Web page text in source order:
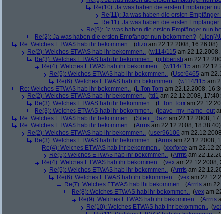
Re(10): Ja was haben die ersten Empfänger
Re(11): Ja was haben die ersten
Re(11): Ja was haben die ersten
Re(9): Ja was haben die ersten Empfänger nun
Re(2): Ja was haben die ersten Empfänger nun bekommen? (
Re: Welches ETWAS hab ihr bekommen.. (dizo am 22.12.2008, 16:26:08)
Re(2): Welches ETWAS hab ihr bekommen.. (w114/115 am
Re(3): Welches ETWAS hab ihr bekommen.. (gibberish am
Re(4): Welches ETWAS hab ihr bekommen.. (w114/115 am
Re(5): Welches ETWAS hab ihr bekommen.. (User6465 am
Re(6): Welches ETWAS hab ihr bekommen.. (w114/115 am
Re: Welches ETWAS hab ihr bekommen.. (L.Ton Tom am 22.12.2008,
Re(2): Welches ETWAS hab ihr bekommen.. (td1 am 22.12.2008,
Re(3): Welches ETWAS hab ihr bekommen.. (L.Ton Tom am
Re(3): Welches ETWAS hab ihr bekommen.. ( leave_my_name_out
Re: Welches ETWAS hab ihr bekommen.. (Silent_Razr am 22.12.2008,
Re: Welches ETWAS hab ihr bekommen.. (Arrris am 22.12.2008, 18:38:40)
Re(2): Welches ETWAS hab ihr bekommen.. (user96106 am
Re(3): Welches ETWAS hab ihr bekommen.. (Arrris am 22.12.2008,
Re(4): Welches ETWAS hab ihr bekommen.. (xxxforce am
Re(5): Welches ETWAS hab ihr bekommen.. (Arrris am
Re(4): Welches ETWAS hab ihr bekommen.. (vex am 22.12.2008,
Re(5): Welches ETWAS hab ihr bekommen.. (Arrris am
Re(6): Welches ETWAS hab ihr bekommen.. (vex am
Re(7): Welches ETWAS hab ihr bekommen.. (Arrris am
Re(8): Welches ETWAS hab ihr bekommen.. (vex am
Re(9): Welches ETWAS hab ihr bekommen.. (Arrris
Re(10): Welches ETWAS hab ihr bekommen.. (